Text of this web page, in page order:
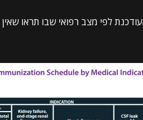
לפי מצב רפואי שבו תראו